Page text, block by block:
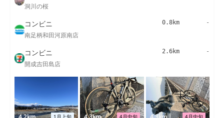
洞川の桜
コンビニ
南足柄和田河原南店
0.8km -
コンビニ
開成吉田島店
2.6km -
1月上旬 4月中旬 4月中旬